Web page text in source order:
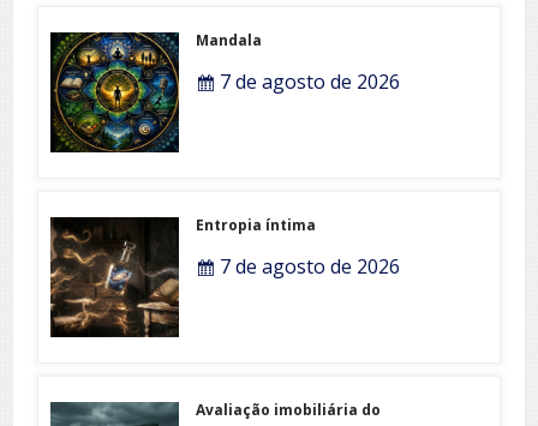
Mandala
7 de agosto de 2026
Entropia íntima
7 de agosto de 2026
Avaliação imobiliária do